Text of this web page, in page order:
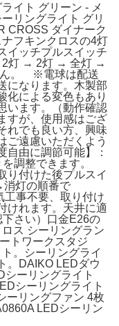
イト グリーン - メ
リングライト グリ
CROSS ダイナーク
フキンクロスの4灯
イッチプルスイッチ
2灯 → 2灯 → 全灯 →
ん。 ※電球は配送
になります。木製部
化による変色もあり
います。（動作確認
すが、使用感はござ
れでも良い方、興味
ご遠慮いただくよう
自由に調節可能】：
調整できます。
り付けた後プルスイ
灯の順番で
工事不要、取り付け
けれます。天井に適
さい）口金E26の
ス シーリングラン
トワークスタジ
。シーリングライ
。DAIKO LEDダウ
シーリングライト
シーリングライト
ーリングファン 4枚
LEDシーリン